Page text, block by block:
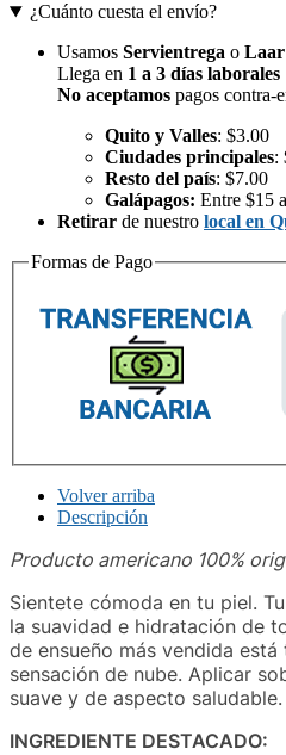
¿Cuánto cuesta el envío?
Usamos Servientrega o Laar
Llega en 1 a 3 días laborales
No aceptamos pagos contra-
Quito y Valles: $3.00
Ciudades principales:
Resto del país: $7.00
Galápagos: Entre $15
Retirar de nuestro local en
Formas de Pago
Volver arriba
Descripción
Producto americano 100%
Sientete cómoda en tu piel.
la suavidad e hidratación de
de ensueño más vendida
sensación de nube. Aplicar
suave y de aspecto saludable.
INGREDIENTE DESTACADO: